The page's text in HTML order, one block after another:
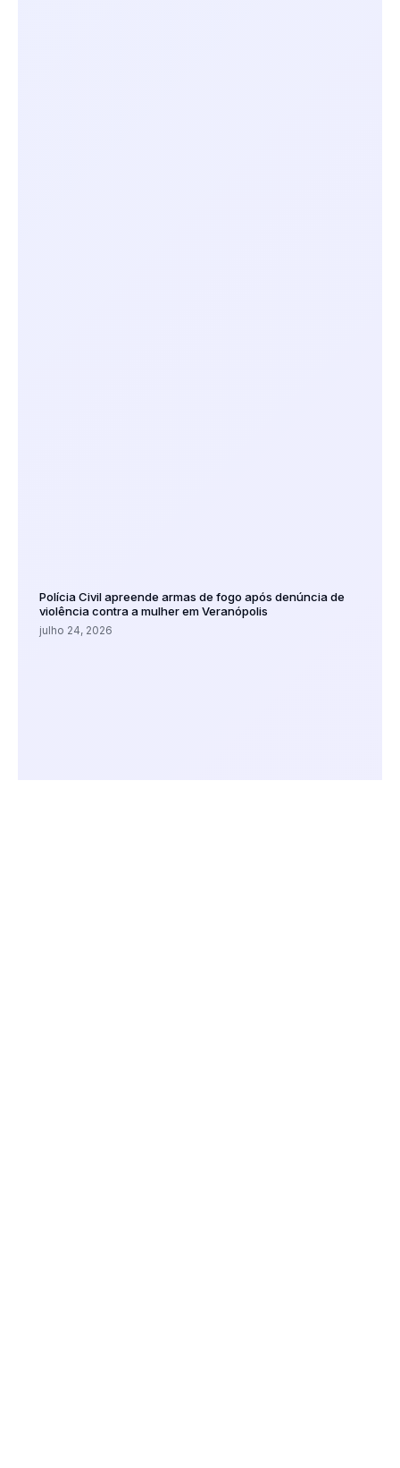
Polícia Civil apreende armas de fogo após denúncia de
violência contra a mulher em Veranópolis
julho 24, 2026